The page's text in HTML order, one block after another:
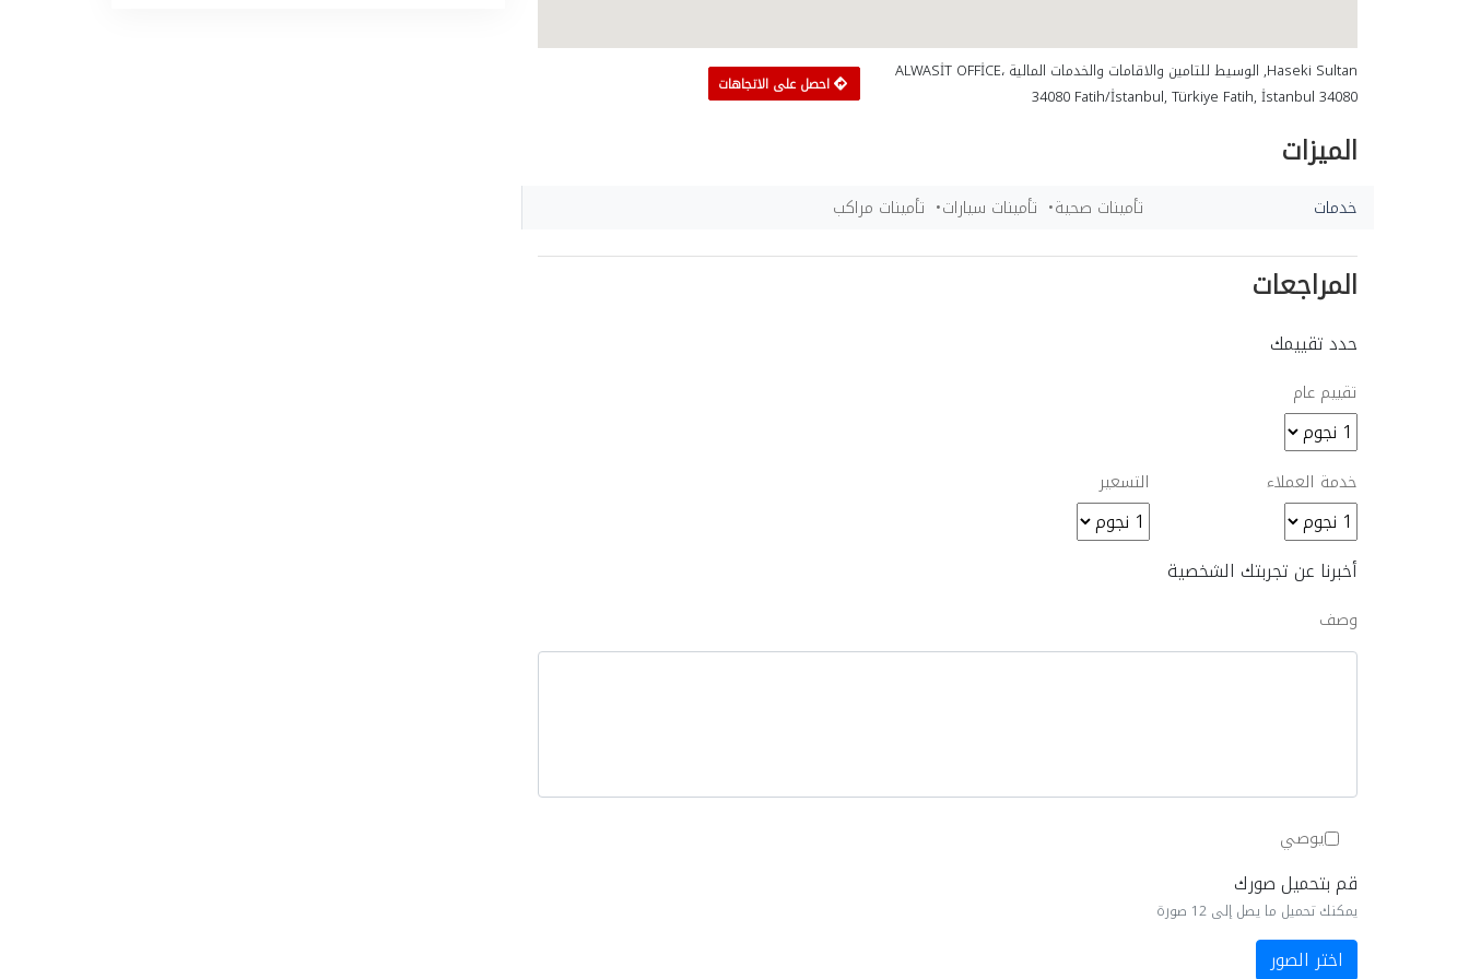
Haseki Sultan, الوسيط للتامين والاقامات والخدمات المالية ALWASİT OFFİCE،
34080 Fatih/İstanbul, Türkiye Fatih, İstanbul 34080
احصل على الاتجاهات
الميزات
خدمات تأمينات صحية تأمينات سيارات تأمينات مراكب
المراجعات
حدد تقييمك
تقييم عام
خدمة العملاء التسعير
أخبرنا عن تجربتك الشخصية
وصف
يوصي
قم بتحميل صورك
يمكنك تحميل ما يصل إلى 12 صورة
اختر الصور